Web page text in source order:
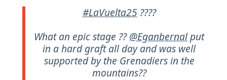
#LaVuelta25????
What an epic stage ??@Eganbernalput
in a hard graft all day and was well
supported by the Grenadiers in the
mountains??